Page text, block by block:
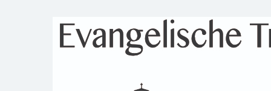
Evangelische
Informationen zu Veranstaltungen,